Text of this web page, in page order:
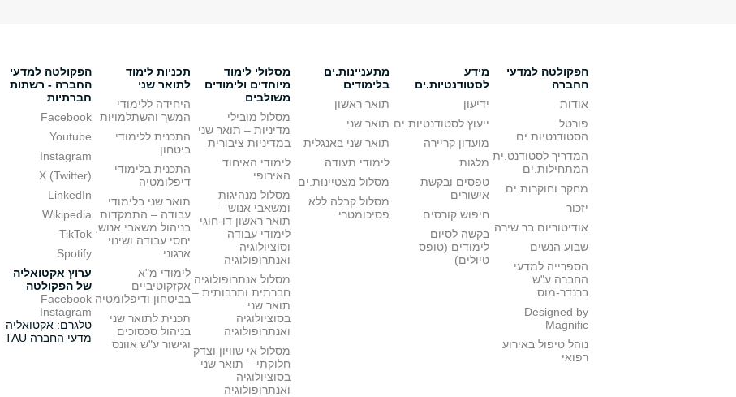
הפקולטה למדעי
החברה
אודות
פורטל
הסטודנטיות.ים
המדריך לסטודנט.ית
המתחילות.ים
מחקר וחוקרות.ים
יזכור
אודיטוריום בר שירה
שבוע הנשים
הספרייה למדעי
החברה ע"ש
ברנדר-מוס
Designed by
Magnific
נוהל טיפול באירוע
רפואי
מידע
לסטודנטיות.ים
ידיעון
ייעוץ לסטודנטיות.ים
מועדון קריירה
מלגות
טפסים ובקשת
אישורים
חיפוש קורסים
בקשה לסיום
לימודים (טופס
טיולים)
מתעניינות.ים
בלימודים
תואר ראשון
תואר שני
תואר שני באנגלית
לימודי תעודה
מסלול מצטיינות.ים
מסלול קבלה ללא
פסיכומטרי
מסלולי לימוד
מיוחדים ולימודים
משולבים
מסלול מובילי
מדיניות – תואר שני
במדיניות ציבורית
לימודי האיחוד
האירופי
מסלול מנהיגות
ומשאבי אנוש –
תואר ראשון דו-חוגי
לימודי עבודה
וסוציולוגיה
ואנתרופולוגיה
מסלול אנתרופולוגיה
חברתית ותרבותית –
תואר שני
בסוציולוגיה
ואנתרופולוגיה
מסלול אי שוויון וצדק
חלוקתי – תואר שני
בסוציולוגיה
ואנתרופולוגיה
תכניות לימוד
לתואר שני
היחידה ללימודי
המשך והשתלמויות
התכנית ללימודי
ביטחון
התכנית בלימודי
דיפלומטיה
תואר שני בלימודי
עבודה – התמקדות
בניהול משאבי אנוש,
יחסי עבודה ושינוי
ארגוני
לימודי מ"א
אקזקוטיביים
בביטחון ודיפלומטיה
תכנית לתואר שני
בניהול סכסוכים
וגישור ע"ש אוונס
הפקולטה למדעי
החברה - רשתות
חברתיות
Facebook
Youtube
Instagram
X (Twitter)
LinkedIn
Wikipedia
TikTok
Spotify
ערוץ אקטואליה
של הפקולטה
Facebook
Instagram
טלגרם: אקטואליה
מדעי החברה TAU